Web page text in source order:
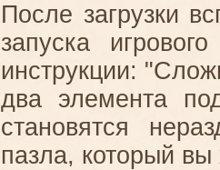
После загрузки
запуска
инструкции:
два элемента
становятся
пазла, который вы